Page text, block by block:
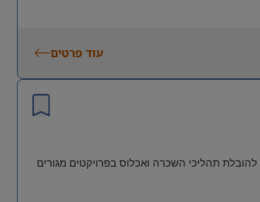
עוד פרטים
להובלת תהליכי השכרה ואכלוס בפרויקטים מגורים